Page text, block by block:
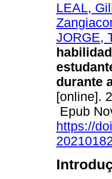
LEAL,
JORGE,
durante
[online].
Epub
https://